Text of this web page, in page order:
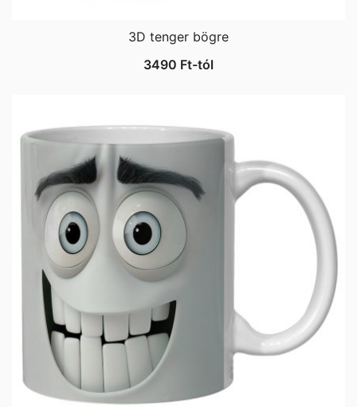
3D tenger bögre
3490 Ft-tól